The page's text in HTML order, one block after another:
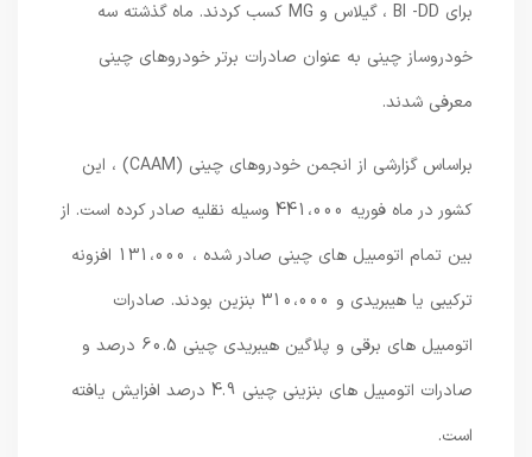
برای BI -DD ، گیلاس و MG کسب کردند. ماه گذشته سه
خودروساز چینی به عنوان صادرات برتر خودروهای چینی
معرفی شدند.
براساس گزارشی از انجمن خودروهای چینی (CAAM) ، این
کشور در ماه فوریه 441،000 وسیله نقلیه صادر کرده است. از
بین تمام اتومبیل های چینی صادر شده ، 131،000 افزونه
ترکیبی یا هیبریدی و 310،000 بنزین بودند. صادرات
اتومبیل های برقی و پلاگین هیبریدی چینی 60.5 درصد و
صادرات اتومبیل های بنزینی چینی 4.9 درصد افزایش یافته